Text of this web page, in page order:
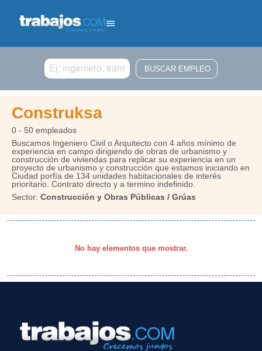
Buscar
Construksa
0 - 50 empleados
Buscamos Ingeniero Civil o Arquitecto con 4 años mínimo de
experiencia en campo dirigiendo de obras de urbanismo y
construcción de viviendas para replicar su experiencia en un
proyecto de urbanismo y construcción que estamos iniciando en
Ciudad porfía de 134 unidades habitacionales de interés
prioritario. Contrato directo y a termino indefinido.
Sector: Construcción y Obras Públicas / Grúas
No hay elementos que mostrar.